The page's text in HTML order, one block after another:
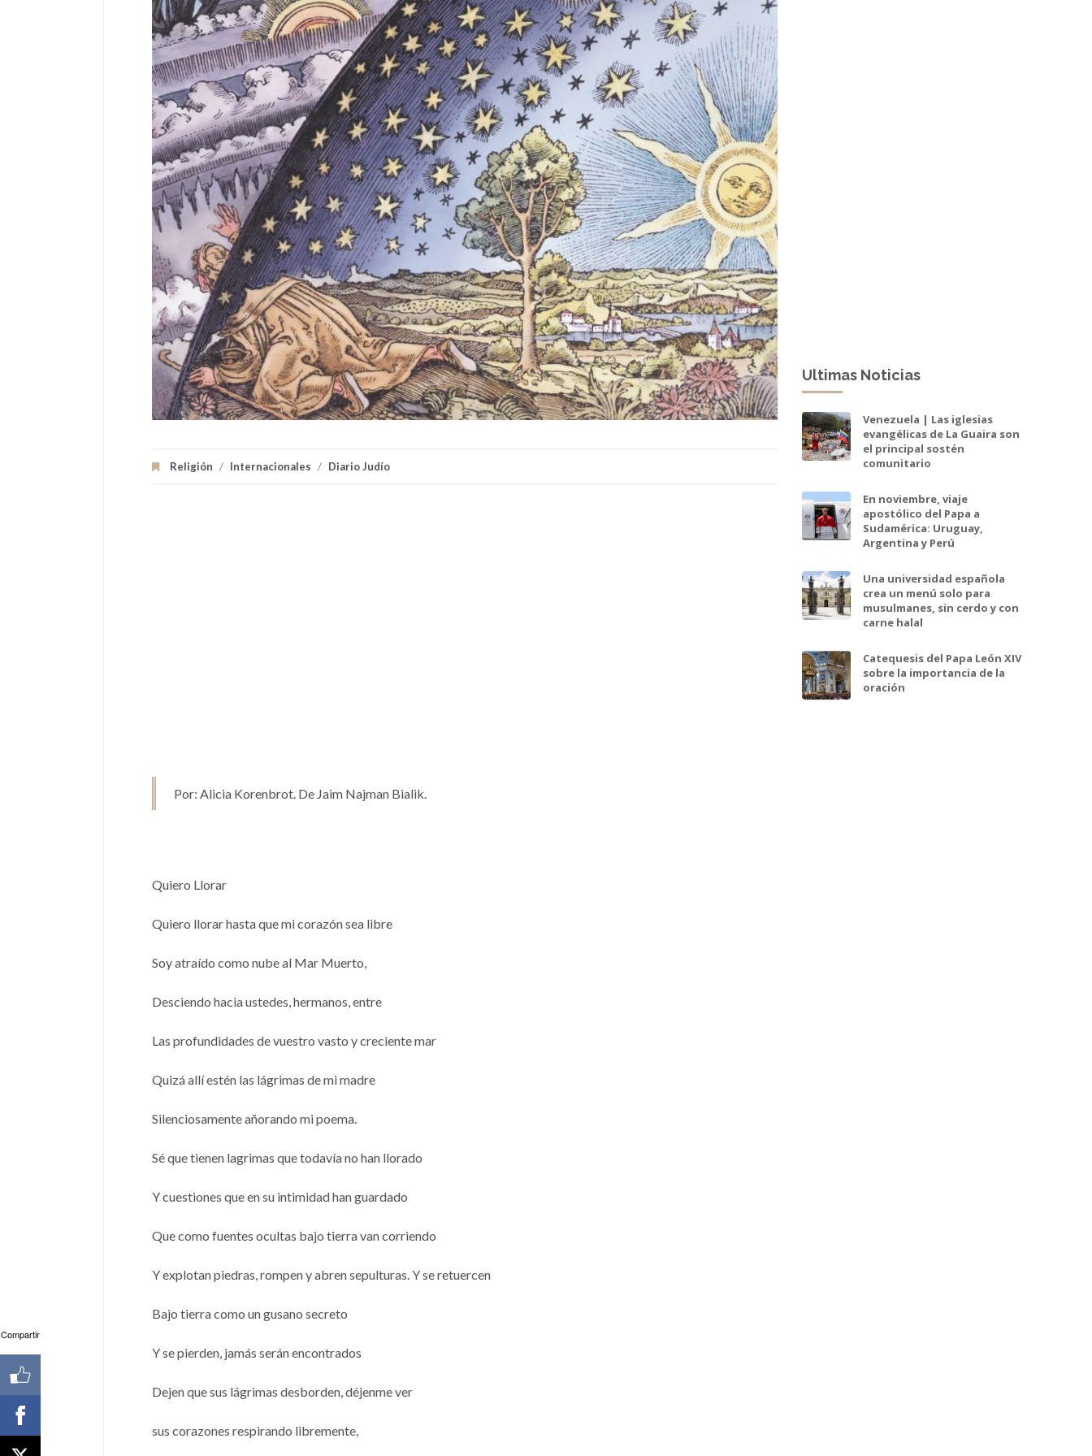
Religión / Internacionales / Diario Judío
Por: Alicia Korenbrot. De Jaim Najman Bialik.
Quiero Llorar
Quiero llorar hasta que mi corazón sea libre
Soy atraído como nube al Mar Muerto,
Desciendo hacia ustedes, hermanos, entre
Las profundidades de vuestro vasto y creciente mar
Quizá allí estén las lágrimas de mi madre
Silenciosamente añorando mi poema.
Sé que tienen lagrimas que todavía no han llorado
Y cuestiones que en su intimidad han guardado
Que como fuentes ocultas bajo tierra van corriendo
Y explotan piedras, rompen y abren sepulturas. Y se retuercen
Bajo tierra como un gusano secreto
Y se pierden, jamás serán encontrados
Dejen que sus lágrimas desborden, déjenme ver
sus corazones respirando libremente,
Ultimas Noticias
Venezuela | Las iglesias
evangélicas de La Guaira son
el principal sostén
comunitario
En noviembre, viaje
apostólico del Papa a
Sudamérica: Uruguay,
Argentina y Perú
Una universidad española
crea un menú solo para
musulmanes, sin cerdo y con
carne halal
Catequesis del Papa León XIV
sobre la importancia de la
oración
Compartir